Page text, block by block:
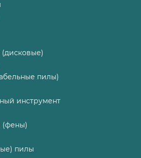
пилы)
инструмент
(фены)
пилы